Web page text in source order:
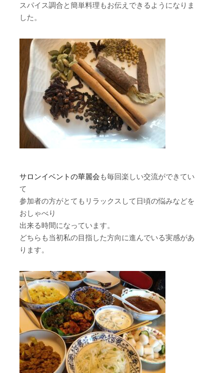
スパイス調合と簡単料理もお伝えできるようになりま
した。
サロンイベントの華麗会 も毎回楽しい交流ができてい
て
参加者の方がとてもリラックスして日頃の悩みなどを
おしゃべり
出来る時間になっています。
どちらも当初私の目指した方向に進んでいる実感があ
ります。